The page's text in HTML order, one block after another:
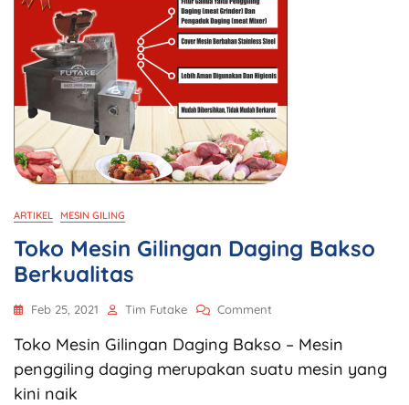
ARTIKEL MESIN GILING
Toko Mesin Gilingan Daging Bakso
Berkualitas
Feb 25, 2021 Tim Futake Comment
Toko Mesin Gilingan Daging Bakso – Mesin
penggiling daging merupakan suatu mesin yang
kini naik